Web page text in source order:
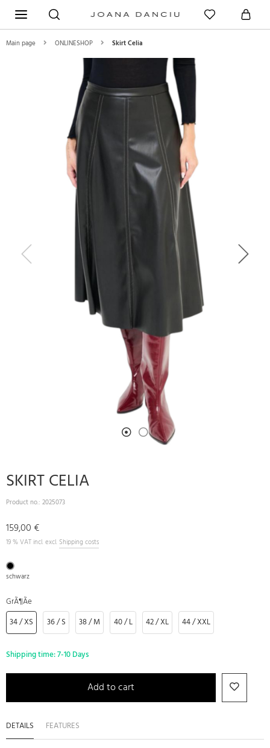
Main page ONLINESHOP Skirt Celia
Previous Next
SKIRT CELIA
Product no.: 2025073
159,00 €
19 % VAT incl. excl. Shipping costs
schwarz
GrÃ¶Ãe
34 / XS
36 / S 38 / M 40 / L 42 / XL 44 / XXL
Shipping time:7-10 Days
Add to cart
DETAILS FEATURES